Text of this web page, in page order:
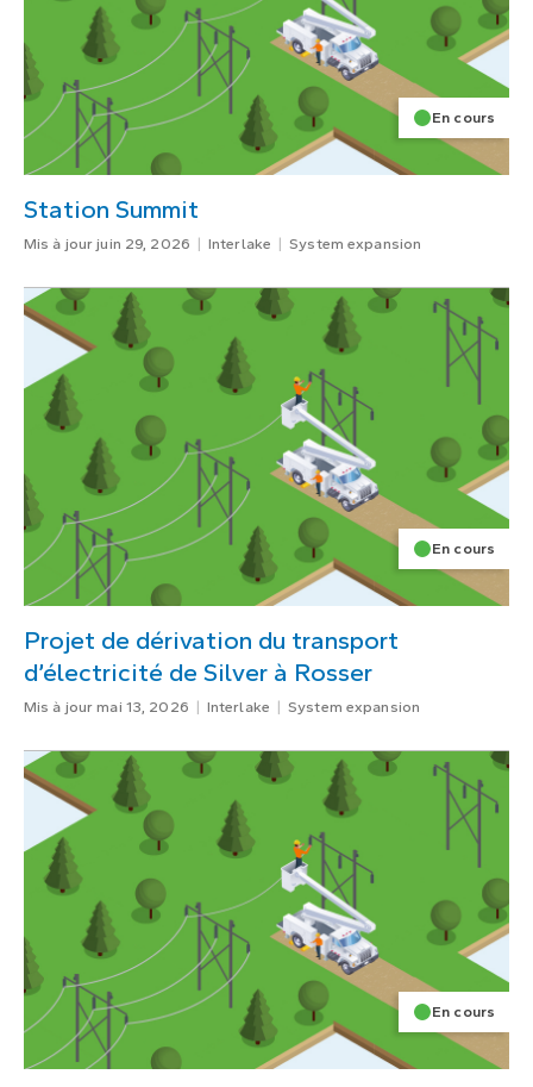
En cours
Station Summit
Mis à jour juin 29, 2026 Interlake System expansion
En cours
Projet de dérivation du transport
d’électricité de Silver à Rosser
Mis à jour mai 13, 2026 Interlake System expansion
En cours